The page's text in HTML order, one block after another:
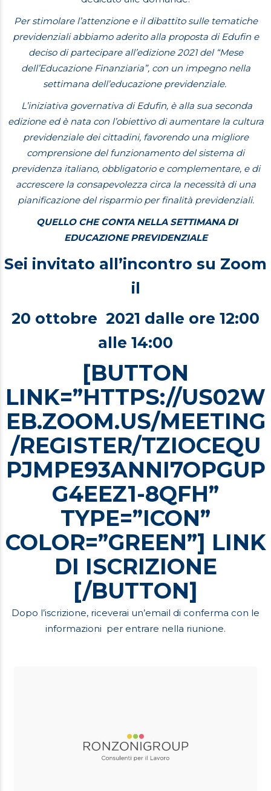
Per stimolare l’attenzione e il dibattito sulle tematiche
previdenziali abbiamo aderito alla proposta di Edufin e
deciso di partecipare all’edizione 2021 del “Mese
dell’Educazione Finanziaria”, con un impegno nella
settimana dell’educazione previdenziale.
L’iniziativa governativa di Edufin, è alla sua seconda
edizione ed è nata con l’obiettivo di aumentare la cultura
previdenziale dei cittadini, favorendo una migliore
comprensione del funzionamento del sistema di
previdenza italiano, obbligatorio e complementare, e di
accrescere la consapevolezza circa la necessità di una
pianificazione del risparmio per finalità previdenziali.
QUELLO CHE CONTA NELLA SETTIMANA DI
EDUCAZIONE PREVIDENZIALE
Sei invitato all’incontro su Zoom
il
20 ottobre 2021 dalle ore 12:00
alle 14:00
[BUTTON
LINK=”HTTPS://US02W
EB.ZOOM.US/MEETING
/REGISTER/TZIOCEQU
PJMPE93ANNI7OPGUP
G4EEZ1-8QFH”
TYPE=”ICON”
COLOR=”GREEN”] LINK
DI ISCRIZIONE
[/BUTTON]
Dopo l’iscrizione, riceverai un’email di conferma con le
informazioni per entrare nella riunione.